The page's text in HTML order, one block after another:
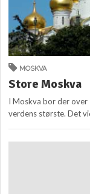
MOSKVA
Store Moskva
I Moskva bor der over
verdens største. Det